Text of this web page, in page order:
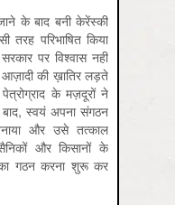
के बाद बनी केरेंस्की
तरह परिभाषित किया
पर विश्वास नहीं
की ख़ातिर लड़ते
के मज़दूरों ने
स्वयं अपना संगठन
और उसे तत्काल
और किसानों के
का गठन करना शुरू कर